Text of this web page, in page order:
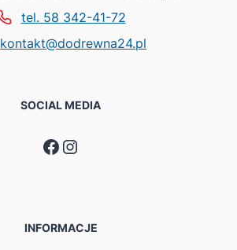
tel. 58 342-41-72
kontakt@dodrewna24.pl
SOCIAL MEDIA
Facebook
Instagram
INFORMACJE